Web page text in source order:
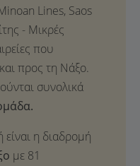
Lines, Saos
- Μικρές
που
προς τη Νάξο.
συνολικά
η διαδρομή
με 81